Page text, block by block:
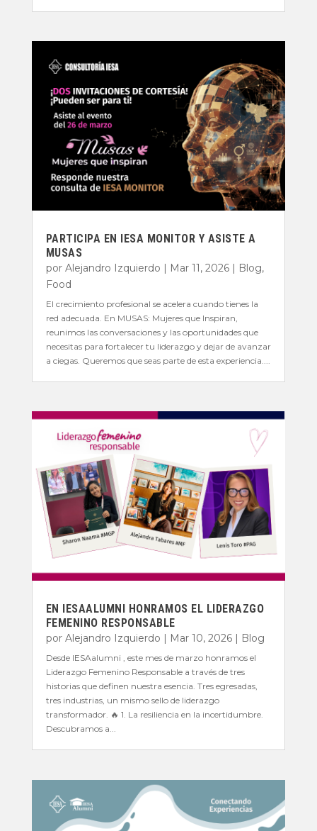
PARTICIPA EN IESA MONITOR Y ASISTE A
MUSAS
por Alejandro Izquierdo | Mar 11, 2026| Blog,
Food
El crecimiento profesional se acelera cuando tienes la
red adecuada. En MUSAS: Mujeres que Inspiran,
reunimos las conversaciones y las oportunidades que
necesitas para fortalecer tu liderazgo y dejar de avanzar
a ciegas. Queremos que seas parte de esta experiencia....
EN IESAALUMNI HONRAMOS EL LIDERAZGO
FEMENINO RESPONSABLE
por Alejandro Izquierdo Mar 10, 2026| Blog
Desde IESAalumni , este mes de marzo honramos el
Liderazgo Femenino Responsable a través de tres
historias que definen nuestra esencia. Tres egresadas,
tres industrias, un mismo sello de liderazgo
transformador. 🔥 1. La resiliencia en la incertidumbre.
Descubramos a...